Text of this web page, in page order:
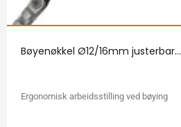
Bøyenøkkel Ø12/16mm justerbar...
Ergonomisk arbeidsstilling ved bøying